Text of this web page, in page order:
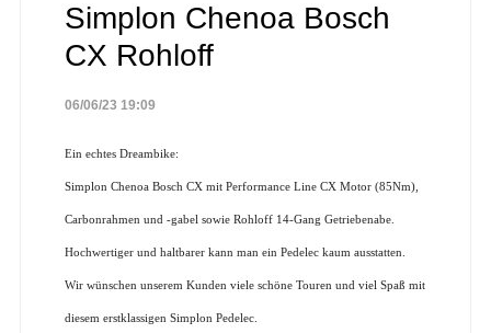
Simplon Chenoa Bosch
CX Rohloff
06/06/23 19:09
Ein echtes Dreambike:
Simplon Chenoa Bosch CX mit Performance Line CX Motor (85Nm),
Carbonrahmen und -gabel sowie Rohloff 14-Gang Getriebenabe.
Hochwertiger und haltbarer kann man ein Pedelec kaum ausstatten.
Wir wünschen unserem Kunden viele schöne Touren und viel Spaß mit
diesem erstklassigen Simplon Pedelec.